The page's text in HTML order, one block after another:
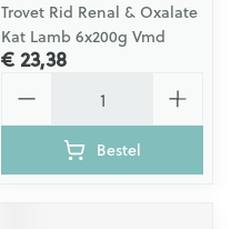
Trovet Rid Renal & Oxalate
Kat Lamb 6x200g Vmd
€ 23,38
Bestel